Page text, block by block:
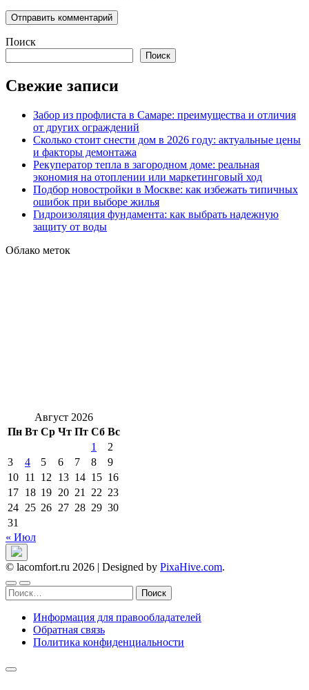
Поиск
Поиск
Свежие записи
Забор из профлиста в Самаре: преимущества и отличия
от других ограждений
Сколько стоит снести дом в 2026 году: актуальные цены
и факторы демонтажа
Рекуператор тепла в загородном доме: реальная
экономия на отоплении или маркетинговый ход
Подбор новостройки в Москве: как избежать типичных
ошибок при выборе жилья
Гидроизоляция фундамента: как выбрать надежную
защиту от воды
Облако меток
Август 2026
Пн Вт Ср Чт Пт Сб Вс
1
2
3
4 5 6 7 8
9
10 11 12 13 14 15 16
17 18 19 20 21 22 23
24 25 26 27 28 29 30
31
« Июл
© lacomfort.ru 2026 | Designed by PixaHive.com.
Найти:
Информация для правообладателей
Обратная связь
Политика конфиденциальности